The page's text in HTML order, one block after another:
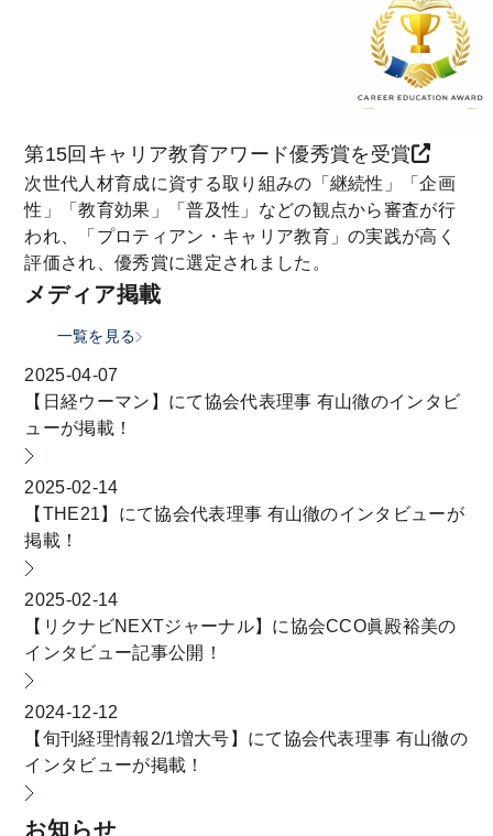
第15回キャリア教育アワード優秀賞を受賞
次世代人材育成に資する取り組みの「継続性」「企画
性」「教育効果」「普及性」などの観点から審査が行
われ、「プロティアン・キャリア教育」の実践が高く
評価され、優秀賞に選定されました。
メディア掲載
一覧を見る
2025-04-07
【日経ウーマン】にて協会代表理事 有山徹のインタビ
ューが掲載！
2025-02-14
【THE21】にて協会代表理事 有山徹のインタビューが
掲載！
2025-02-14
【リクナビNEXTジャーナル】に協会CCO眞殿裕美の
インタビュー記事公開！
2024-12-12
【旬刊経理情報2/1増大号】にて協会代表理事 有山徹の
インタビューが掲載！
お知らせ